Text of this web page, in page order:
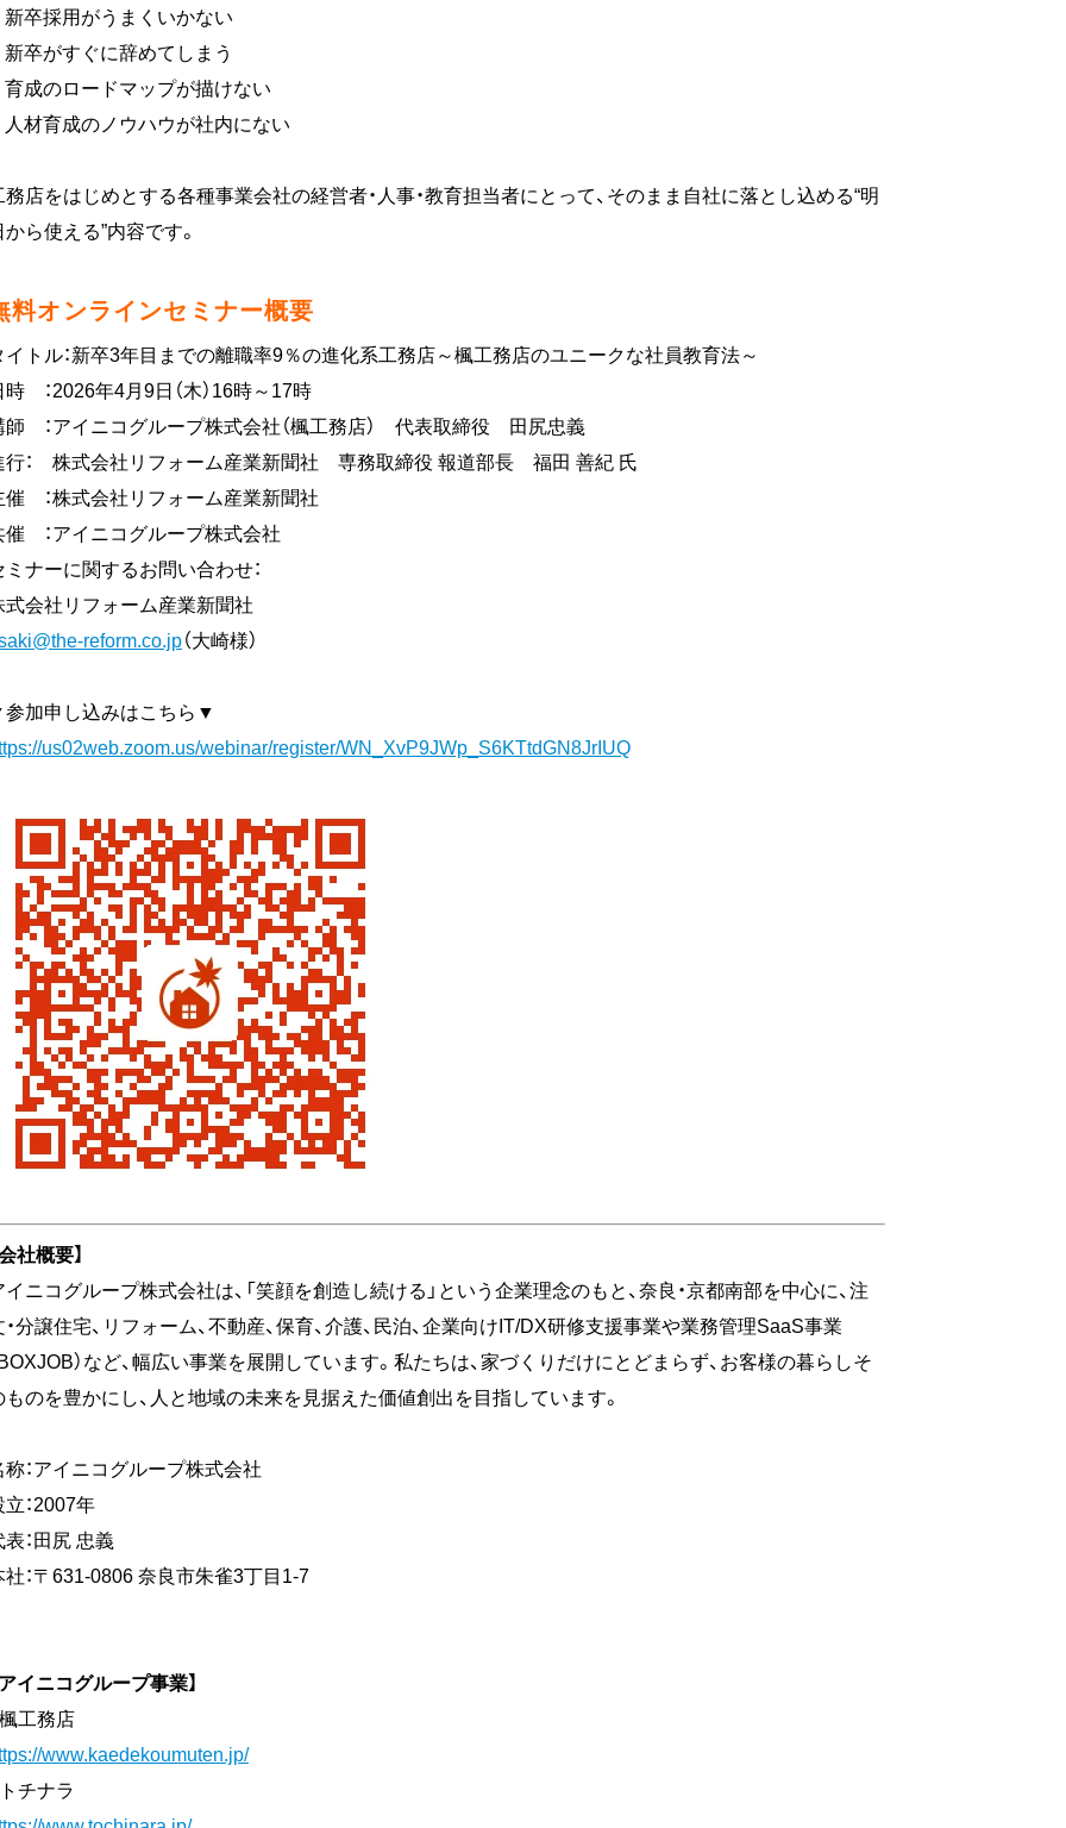
卒採用がうまくいかない
卒がすぐに辞めてしまう
成のロードマップが描けない
材育成のノウハウが社内にない
務店をはじめとする各種事業会社の経営者・人事・教育担当者にとって、そのまま自社に落とし込める“明
ら使える”内容です。
料オンラインセミナー概要
イトル：新卒3年目までの離職率9％の進化系工務店～楓工務店のユニークな社員教育法～
時 ：2026年4月9日（木）16時～17時
師 ：アイニコグループ株式会社（楓工務店） 代表取締役 田尻忠義
行： 株式会社リフォーム産業新聞社 専務取締役 報道部長 福田 善紀 氏
催 ：株式会社リフォーム産業新聞社
催 ：アイニコグループ株式会社
ミナーに関するお問い合わせ：
式会社リフォーム産業新聞社
reform.co.jp（大崎様）
加申し込みはこちら▼
us02web.zoom.us/webinar/register/WN_XvP9JWp_S6KTtdGN8JrIUQ
社概要】
ニコグループ株式会社は、「笑顔を創造し続ける」という企業理念のもと、奈良・京都南部を中心に、注
分譲住宅、リフォーム、不動産、保育、介護、民泊、企業向けIT/DX研修支援事業や業務管理SaaS事業
）など、幅広い事業を展開しています。私たちは、家づくりだけにとどまらず、お客様の暮らしそ
ものを豊かにし、人と地域の未来を見据えた価値創出を目指しています。
称：アイニコグループ株式会社
：2007年
：田尻 忠義
社：〒631-0806 奈良市朱雀3丁目1-7
イニコグループ事業】
工務店
www.kaedekoumuten.jp/
チナラ